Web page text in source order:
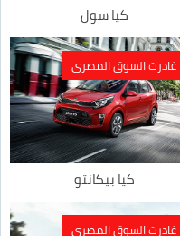
كيا سول
غادرت السوق المصري
كيا بيكانتو
غادرت السوق المصري